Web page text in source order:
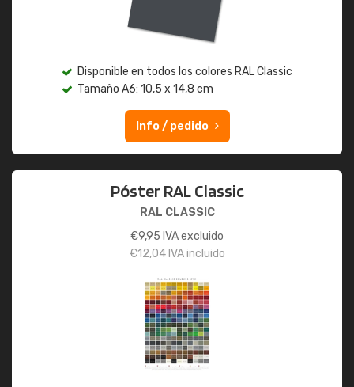
Disponible en todos los colores RAL Classic
Tamaño A6: 10,5 x 14,8 cm
Info / pedido
Póster RAL Classic
RAL CLASSIC
€9,95 IVA excluido
€12,04IVA incluido